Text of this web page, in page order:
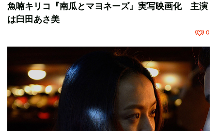
魚喃キリコ『南瓜とマヨネーズ』実写映画化 主演
は臼田あさ美
0